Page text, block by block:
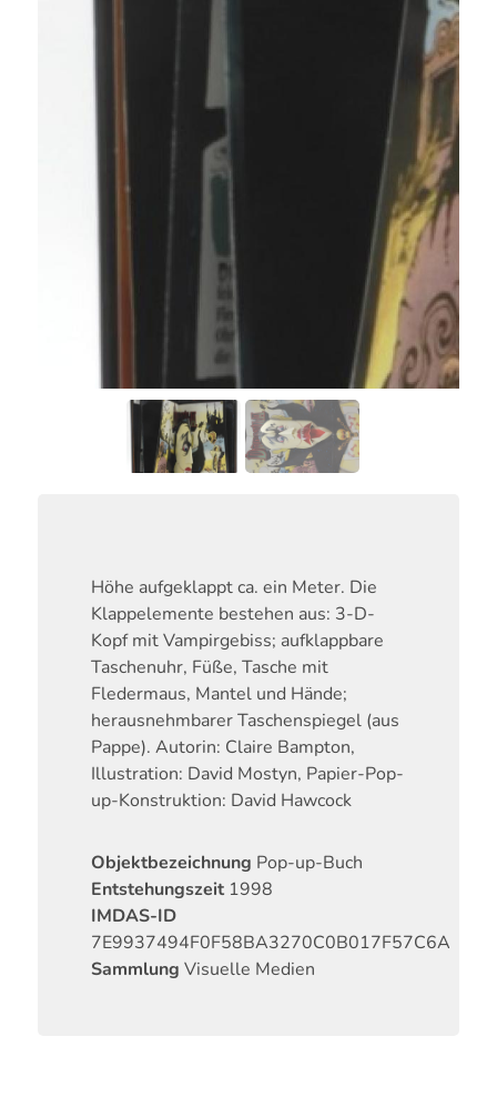
Höhe aufgeklappt ca. ein Meter. Die
Klappelemente bestehen aus: 3-D-
Kopf mit Vampirgebiss; aufklappbare
Taschenuhr, Füße, Tasche mit
Fledermaus, Mantel und Hände;
herausnehmbarer Taschenspiegel (aus
Pappe). Autorin: Claire Bampton,
Illustration: David Mostyn, Papier-Pop-
up-Konstruktion: David Hawcock
Objektbezeichnung Pop-up-Buch
Entstehungszeit 1998
IMDAS-ID
7E9937494F0F58BA3270C0B017F57C6A
Sammlung Visuelle Medien